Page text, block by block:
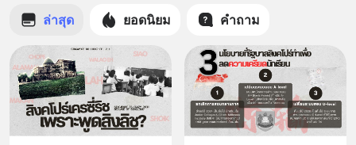
ล่าสุด ยอดนิยม คำถาม